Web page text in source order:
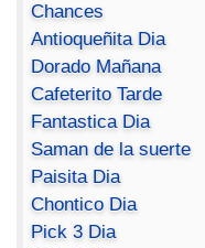
Chances
Antioqueñita Dia
Dorado Mañana
Cafeterito Tarde
Fantastica Dia
Saman de la suerte
Paisita Dia
Chontico Dia
Pick 3 Dia